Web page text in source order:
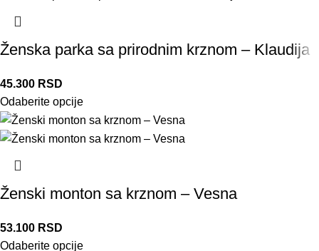
Ženska parka sa prirodnim krznom – Klaudija
45.300 RSD
Odaberite opcije
Ženski monton sa krznom – Vesna
53.100 RSD
Odaberite opcije